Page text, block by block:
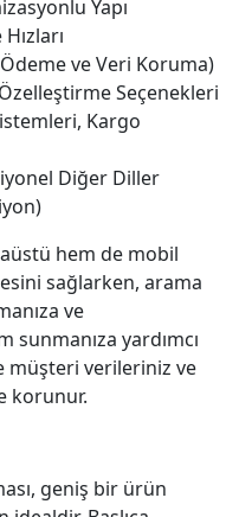
Yapı
ve Veri Koruma)
Seçenekleri
Kargo
Diğer Diller
hem de mobil
sağlarken, arama
ve
sunmanıza yardımcı
müşteri verileriniz ve
korunur.
geniş bir ürün